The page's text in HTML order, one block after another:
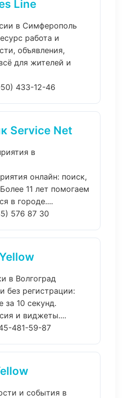
Line
в Симферополь
работа и
объявления,
для жителей и
433-12-46
Service Net
в
онлайн: поиск,
11 лет помогаем
в городе....
576 87 30
в Волгоград
без регистрации:
за 10 секунд.
и виджеты....
481-59-87
и события в